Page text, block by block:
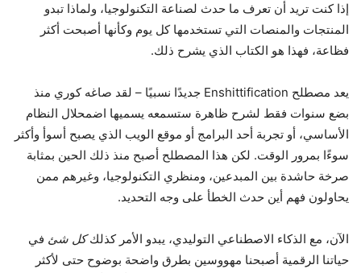
إذا كنت تريد أن تعرف ما حدث لصناعة التكنولوجيا، ولماذا تبدو
المنتجات والمنصات التي تستخدمها كل يوم وكأنها أصبحت أكثر
فظاعة، فهذا هو الكتاب الذي يشرح ذلك.
يعد مصطلح Enshittification جديدًا نسبيًا – لقد صاغه كوري منذ
بضع سنوات فقط لشرح ظاهرة ستسمعه يسميها اضمحلال النظام
الأساسي، أو تجربة أحد البرامج أو موقع الويب الذي يصبح أسوأ وأكثر
سوءًا بمرور الوقت. لكن هذا المصطلح أصبح منذ ذلك الحين بمثابة
صرخة حاشدة بين المبدعين، ومنظري التكنولوجيا، وغيرهم ممن
يحاولون فهم أين حدث الخطأ على وجه التحديد.
الآن، مع الذكاء الاصطناعي التوليدي، يبدو الأمر كذلككل شئ في
حياتنا الرقمية أصبحنا مهووسين بطرق واضحة بوضوح حتى لأكثر